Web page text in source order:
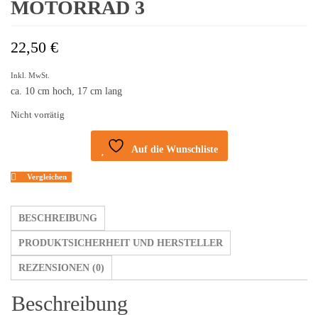
MOTORRAD 3
22,50 €
Inkl. MwSt.
ca. 10 cm hoch, 17 cm lang
Nicht vorrätig
Auf die Wunschliste
Vergleichen
BESCHREIBUNG
PRODUKTSICHERHEIT UND HERSTELLER
REZENSIONEN (0)
Beschreibung